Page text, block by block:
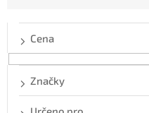
o
Cena
Značky